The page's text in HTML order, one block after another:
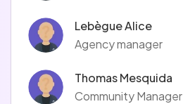
Lebègue Alice
Agency manager
Thomas Mesquida
Community Manager